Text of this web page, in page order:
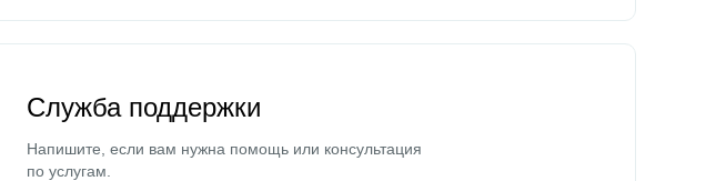
Служба поддержки
Напишите, если вам нужна помощь или консультация
по услугам.